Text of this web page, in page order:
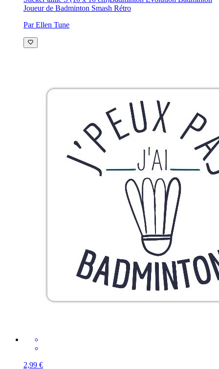
Joueur de Badminton Smash Rétro
Par Ellen Tune
2,99 €